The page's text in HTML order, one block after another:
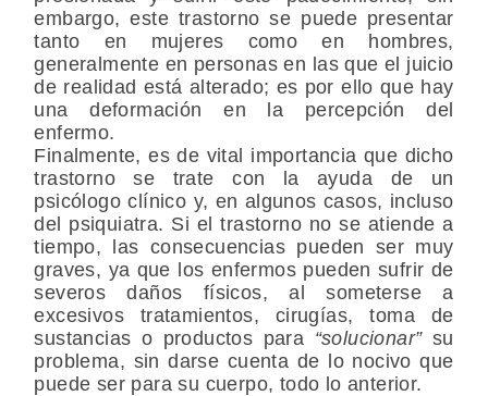
embargo, este trastorno se puede presentar
tanto en mujeres como en hombres,
generalmente en personas en las que el juicio
de realidad está alterado; es por ello que hay
una deformación en la percepción del
enfermo.
Finalmente, es de vital importancia que dicho
trastorno se trate con la ayuda de un
psicólogo clínico y, en algunos casos, incluso
del psiquiatra. Si el trastorno no se atiende a
tiempo, las consecuencias pueden ser muy
graves, ya que los enfermos pueden sufrir de
severos daños físicos, al someterse a
excesivos tratamientos, cirugías, toma de
sustancias o productos para “solucionar”su
problema, sin darse cuenta de lo nocivo que
puede ser para su cuerpo, todo lo anterior.